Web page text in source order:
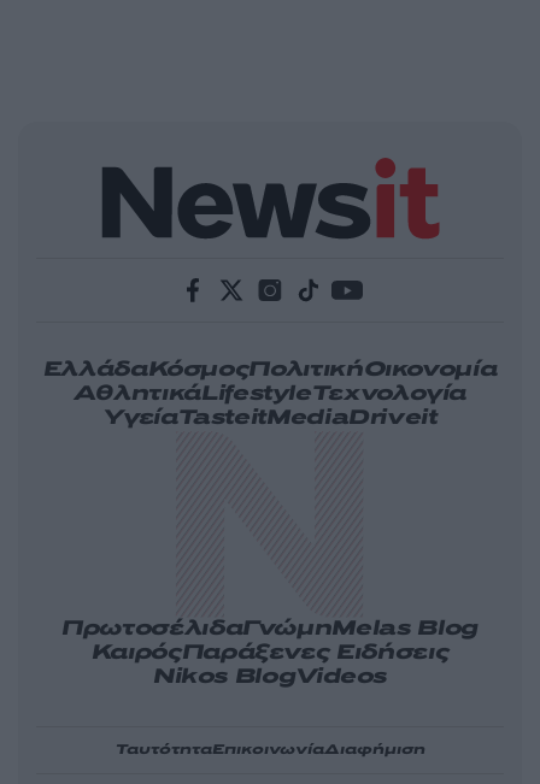
ΕλλάδαΚόσμοςΠολιτικήΟικονομία
ΑθλητικάLifestyleΤεχνολογία
ΥγείαTasteitMediaDriveit
ΠρωτοσέλιδαΓνώμηMelas Blog
ΚαιρόςΠαράξενες Ειδήσεις
Nikos BlogVideos
ΤαυτότηταΕπικοινωνίαΔιαφήμιση